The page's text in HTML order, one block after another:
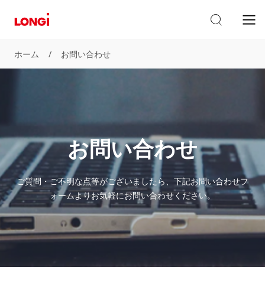
ホーム / お問い合わせ
お問い合わせ
ご質問・ご不明な点等がございましたら、下記お問い合わせフ
ォームよりお気軽にお問い合わせください。